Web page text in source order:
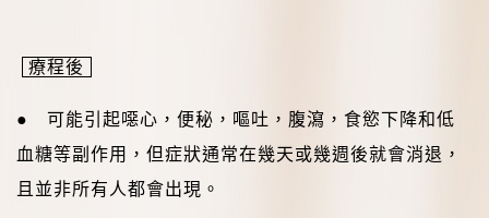
療程後
● 可能引起噁心，便秘，嘔吐，腹瀉，食慾下降和低
血糖等副作用，但症狀通常在幾天或幾週後就會消退，
且並非所有人都會出現。